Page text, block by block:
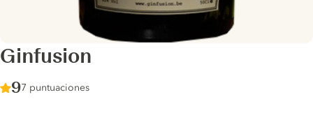
Ginfusion
Score :
9/ 10
7 puntuaciones